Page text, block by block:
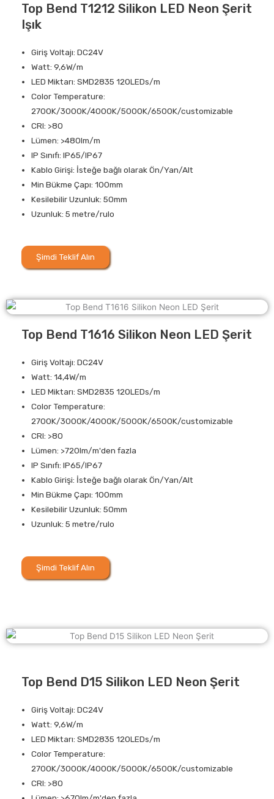
Top Bend T1212 Silikon LED Neon Şerit
Işık
Giriş Voltajı: DC24V
Watt: 9,6W/m
LED Miktarı: SMD2835 120LEDs/m
Color Temperature:
2700K/3000K/4000K/5000K/6500K/customizable
CRI: >80
Lümen: >480lm/m
IP Sınıfı: IP65/IP67
Kablo Girişi: İsteğe bağlı olarak Ön/Yan/Alt
Min Bükme Çapı: 100mm
Kesilebilir Uzunluk: 50mm
Uzunluk: 5 metre/rulo
Şimdi Teklif Alın
Top Bend T1616 Silikon Neon LED Şerit
Giriş Voltajı: DC24V
Watt: 14,4W/m
LED Miktarı: SMD2835 120LEDs/m
Color Temperature:
2700K/3000K/4000K/5000K/6500K/customizable
CRI: >80
Lümen: >720lm/m'den fazla
IP Sınıfı: IP65/IP67
Kablo Girişi: İsteğe bağlı olarak Ön/Yan/Alt
Min Bükme Çapı: 100mm
Kesilebilir Uzunluk: 50mm
Uzunluk: 5 metre/rulo
Şimdi Teklif Alın
Top Bend D15 Silikon LED Neon Şerit
Giriş Voltajı: DC24V
Watt: 9,6W/m
LED Miktarı: SMD2835 120LEDs/m
Color Temperature:
2700K/3000K/4000K/5000K/6500K/customizable
CRI: >80